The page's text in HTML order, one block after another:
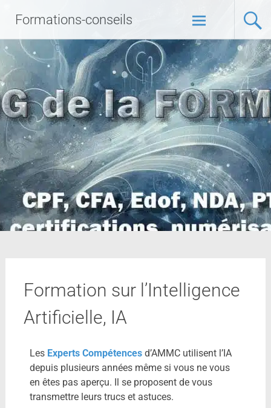
Formations-conseils
Formation sur l’Intelligence
Artificielle, IA
Les Experts Compétencesd’AMMC utilisent l’IA
depuis plusieurs années même si vous ne vous
en êtes pas aperçu. Il se proposent de vous
transmettre leurs trucs et astuces.